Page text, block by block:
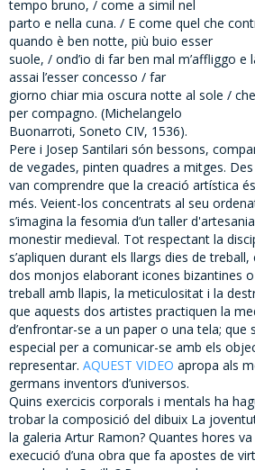
tempo bruno, / come a simil nel
parto e nella cuna. / E come quel che
quando è ben notte, più buio esser
suole, / ond’io di far ben mal m’affliggo e
assai l’esser concesso / far
giorno chiar mia oscura notte al sole /
per compagno. (Michelangelo
Buonarroti, Soneto CIV, 1536).
Pere i Josep Santilari són bessons,
de vegades, pinten quadres a mitges. Des
van comprendre que la creació artística
més. Veient-los concentrats al seu
s’imagina la fesomia d’un taller
monestir medieval. Tot respectant la
s’apliquen durant els llargs dies de
dos monjos elaborant icones bizantines o
treball amb llapis, la meticulositat i la
que aquests dos artistes practiquen la
d’enfrontar-se a un paper o una tela;
especial per a comunicar-se amb els
representar. AQUEST VIDEO apropa als
germans inventors d’universos.
Quins exercicis corporals i mentals ha
trobar la composició del dibuix La
la galeria Artur Ramon? Quantes hores
execució d’una obra que fa apostes de